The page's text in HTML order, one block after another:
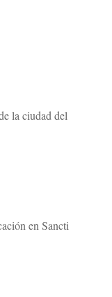
la ciudad del
en Sancti